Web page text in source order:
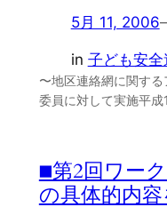
5月 11, 2006
in 子ども安全
〜地区連絡網に関す
委員に対して実施平
■第2回ワー
の具体的内